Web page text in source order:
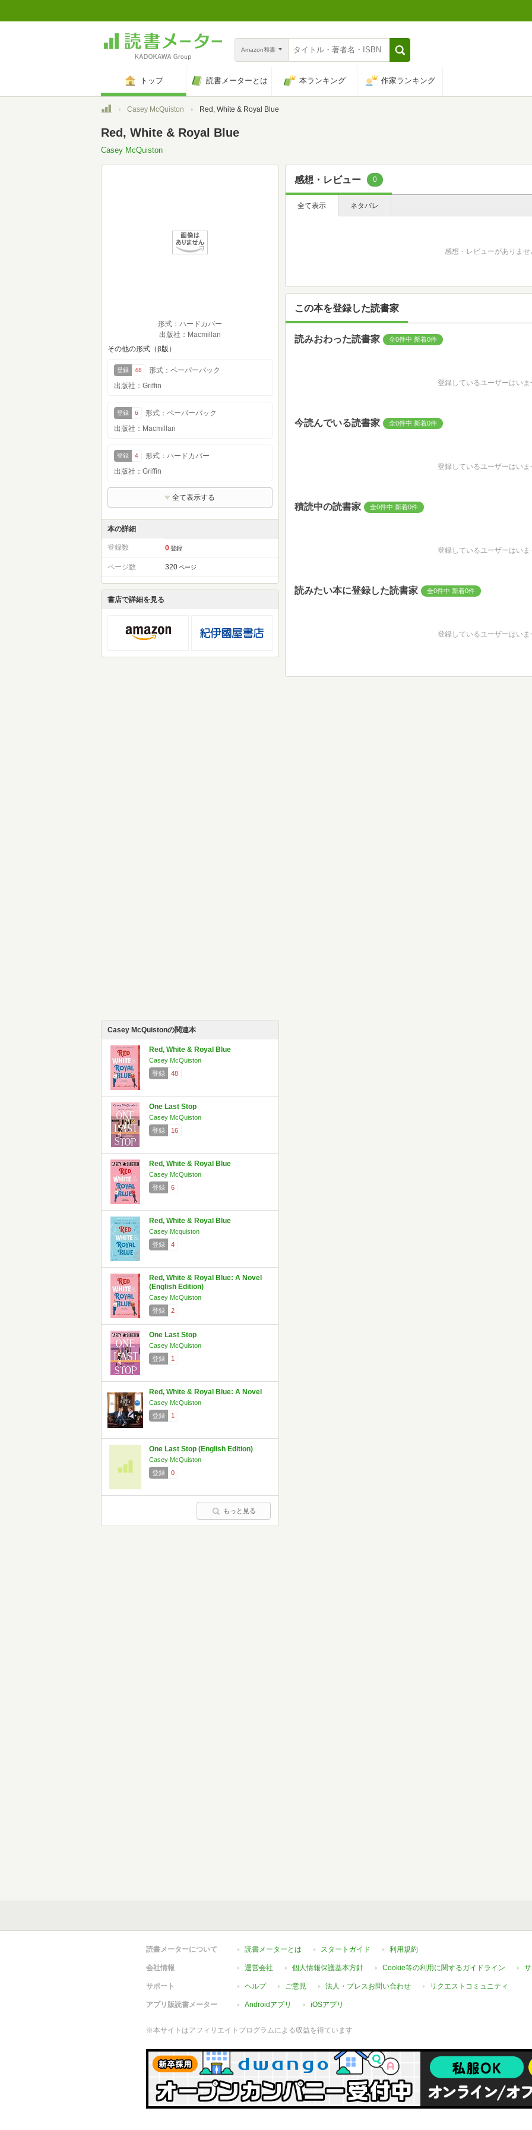
Amazon和書
トップ 読書メーターとは 本ランキング 作家ランキング
トップCasey McQuiston Red, White & Royal Blue
Red, White & Royal Blue
Casey McQuiston
形式：ハードカバー
出版社：Macmillan
その他の形式（β版）
登録 48
形式：ペーパーバック
出版社：Griffin
登録 6
形式：ペーパーバック
出版社：Macmillan
登録 4
形式：ハードカバー
出版社：Griffin
全て表示する
本の詳細
登録数 0 登録
ページ数 320 ページ
書店で詳細を見る
Casey McQuistonの関連本
Red, White & Royal Blue
Casey McQuiston
登録
48
One Last Stop
Casey McQuiston
登録
16
Red, White & Royal Blue
Casey McQuiston
登録
6
Red, White & Royal Blue
Casey Mcquiston
登録
4
Red, White & Royal Blue: A Novel
(English Edition)
Casey McQuiston
登録
2
One Last Stop
Casey McQuiston
登録
1
Red, White & Royal Blue: A Novel
Casey McQuiston
登録
1
One Last Stop (English Edition)
Casey McQuiston
登録
0
もっと見る
感想・レビュー 0
全て表示 ネタバレ
感想・レビューがありませ
この本を登録した読書家
読みおわった読書家 全0件中 新着0件
登録しているユーザーはいま
今読んでいる読書家 全0件中 新着0件
登録しているユーザーはいま
積読中の読書家 全0件中 新着0件
登録しているユーザーはいま
読みたい本に登録した読書家 全0件中 新着0件
登録しているユーザーはいま
読書メーターについて 読書メーターとは スタートガイド 利用規約
会社情報 運営会社 個人情報保護基本方針 Cookie等の利用に関するガイドライン
サポート ヘルプ ご意見 法人・プレスお問い合わせ リクエストコミュニティ
アプリ版読書メーター Androidアプリ iOSアプリ
※本サイトはアフィリエイトプログラムによる収益を得ています